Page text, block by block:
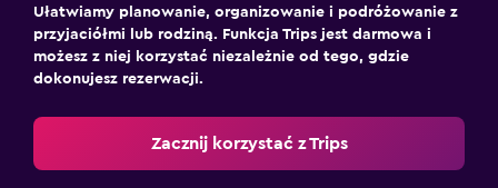
Ułatwiamy planowanie, organizowanie i podróżowanie z
przyjaciółmi lub rodziną. Funkcja Trips jest darmowa i
możesz z niej korzystać niezależnie od tego, gdzie
dokonujesz rezerwacji.
Zacznij korzystać z Trips